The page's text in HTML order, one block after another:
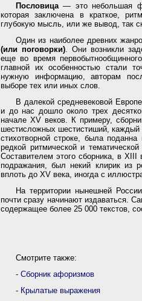
Пословица — это небольшая
которая заключена в краткое,
глубокую мысль, или же вывод, так
Один из наиболее древних
(или поговорки) . Они возникли
еще во время
главной их особенностью стали
нужную информацию, авторам
выборе тех или иных слов.
В далекой средневековой
и до нас дошло около трех
начале XV веков. К примеру,
шестисложных шестистиший, каждый
стихотворной строке, была
редкой ритмической и
Составителем этого сборника, в XIII
подражания, был некий клирик из
вплоть до XV века, иногда с
На территории нынешней
почти сразу начинают издаваться.
содержащее более 25 000 текстов,
Смотрите также:
- Сборник афоризмов
- Крылатые выражения